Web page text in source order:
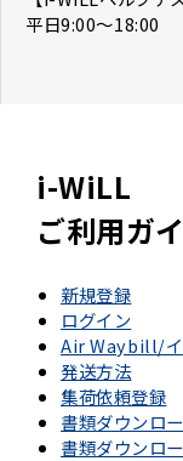
平日9:00～18:00
i-WiLL
ご利用ガ
新規登録
ログイン
Air Waybill/イ
発送方法
集荷依頼登録
書類ダウンロ
書類ダウンロ